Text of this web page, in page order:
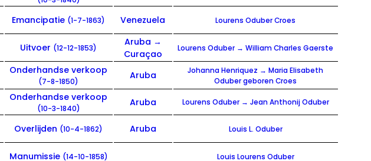
Emancipatie (1-7-1863) Venezuela Lourens Oduber Croes
Uitvoer (12-12-1853)
Aruba →
Curaçao
Lourens Oduber → William Charles Gaerste
Onderhandse verkoop
(7-8-1850)
Aruba
Johanna Henriquez → Maria Elisabeth
Oduber geboren Croes
Onderhandse verkoop
(10-3-1840)
Aruba Lourens Oduber → Jean Anthonij Oduber
Overlijden (10-4-1862) Aruba Louis L. Oduber
Manumissie (14-10-1858) Louis Lourens Oduber